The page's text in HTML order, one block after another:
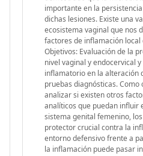
importante en la
dichas lesiones. Existe una
ecosistema vaginal que nos
factores de inflamación
Objetivos: Evaluación de la
nivel vaginal y endocervical
inflamatorio en la alteración
pruebas diagnósticas.
analizar si existen otros
analíticos que puedan influir
sistema genital femenino,
protector crucial contra la
entorno defensivo frente a
la inflamación puede pasar